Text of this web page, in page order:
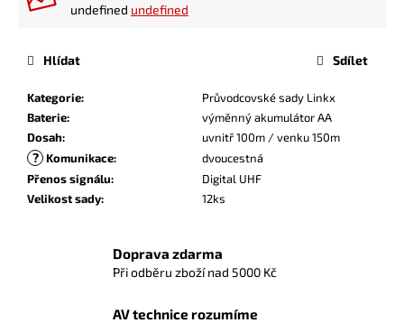
undefined undefined
Kategorie:
Průvodcovské sady Linkx
Baterie:
výměnný akumulátor AA
Dosah: uvnitř 100m / venku 150m
? Komunikace:
dvoucestná
Přenos signálu:
Digital UHF
Velikost sady: 12ks
Hlídat Sdílet
Doprava zdarma
Při odběru zboží nad 5000 Kč
AV technice rozumíme